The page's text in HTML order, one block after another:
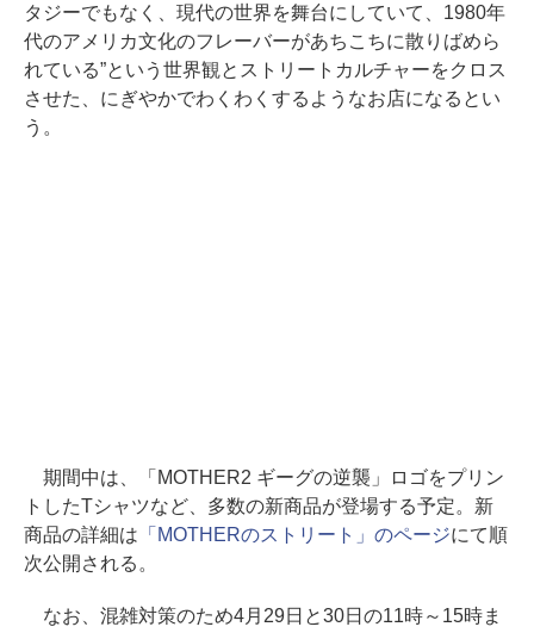
タジーでもなく、現代の世界を舞台にしていて、1980年
代のアメリカ文化のフレーバーがあちこちに散りばめら
れている”という世界観とストリートカルチャーをクロス
させた、にぎやかでわくわくするようなお店になるとい
う。
期間中は、「MOTHER2 ギーグの逆襲」ロゴをプリン
トしたTシャツなど、多数の新商品が登場する予定。新
商品の詳細は 「MOTHERのストリート」のページにて順
次公開される。
なお、混雑対策のため4月29日と30日の11時～15時ま